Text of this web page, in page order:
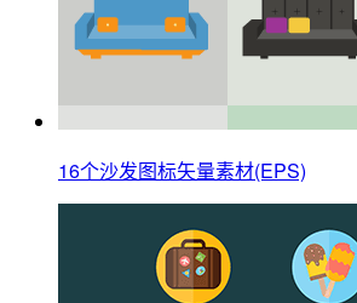
16个沙发图标矢量素材(EPS)